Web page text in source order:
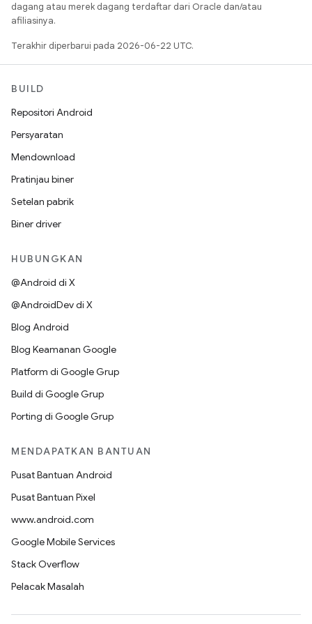
dagang atau merek dagang terdaftar dari Oracle dan/atau
afiliasinya.
Terakhir diperbarui pada 2026-06-22 UTC.
BUILD
Repositori Android
Persyaratan
Mendownload
Pratinjau biner
Setelan pabrik
Biner driver
HUBUNGKAN
@Android di X
@AndroidDev di X
Blog Android
Blog Keamanan Google
Platform di Google Grup
Build di Google Grup
Porting di Google Grup
MENDAPATKAN BANTUAN
Pusat Bantuan Android
Pusat Bantuan Pixel
www.android.com
Google Mobile Services
Stack Overflow
Pelacak Masalah